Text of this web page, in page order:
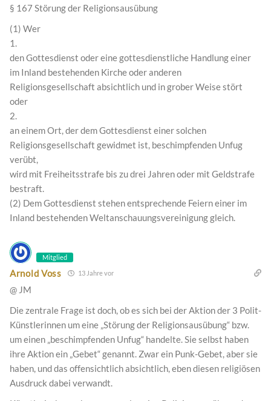
§ 167 Störung der Religionsausübung
(1) Wer
1.
den Gottesdienst oder eine gottesdienstliche Handlung einer
im Inland bestehenden Kirche oder anderen
Religionsgesellschaft absichtlich und in grober Weise stört
oder
2.
an einem Ort, der dem Gottesdienst einer solchen
Religionsgesellschaft gewidmet ist, beschimpfenden Unfug
verübt,
wird mit Freiheitsstrafe bis zu drei Jahren oder mit Geldstrafe
bestraft.
(2) Dem Gottesdienst stehen entsprechende Feiern einer im
Inland bestehenden Weltanschauungsvereinigung gleich.
Mitglied
Arnold Voss 13 Jahre vor
@ JM
Die zentrale Frage ist doch, ob es sich bei der Aktion der 3 Polit-
Künstlerinnen um eine „Störung der Religionsausübung“ bzw.
um einen „beschimpfenden Unfug“ handelte. Sie selbst haben
ihre Aktion ein „Gebet“ genannt. Zwar ein Punk-Gebet, aber sie
haben, und das offensichtlich absichtlich, eben diesen religiösen
Ausdruck dabei verwandt.